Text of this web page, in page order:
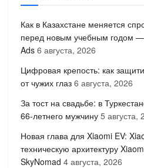
Как в Казахстане меняется
перед новым учебным годом
Ads 6 августа, 2026
Цифровая крепость: как
от чужих глаз 6 августа, 2026
За тост на свадьбе: в
66-летнего мужчину 5 августа,
Новая глава для Xiaomi EV:
техническую архитектуру
SkyNomad 4 августа, 2026